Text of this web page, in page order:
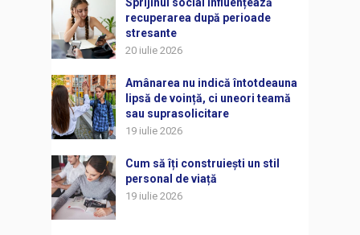
recuperarea după perioade
stresante
20 iulie 2026
Amânarea nu indică întotdeauna
lipsă de voință, ci uneori teamă
sau suprasolicitare
19 iulie 2026
Cum să îți construiești un stil
personal de viață
19 iulie 2026